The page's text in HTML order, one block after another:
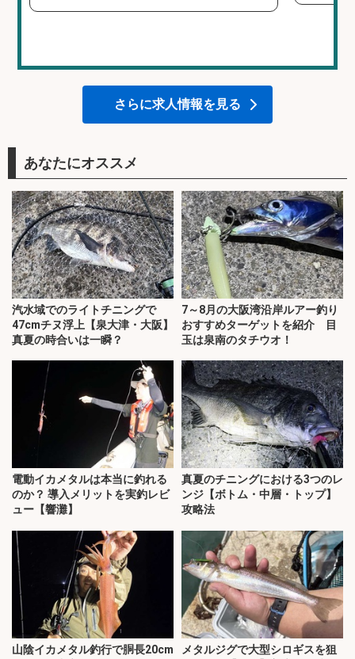
さらに求人情報を見る
あなたにオススメ
汽水域でのライトチニングで
47cmチヌ浮上【泉大津・大阪】
真夏の時合いは一瞬？
7～8月の大阪湾沿岸ルアー釣り
おすすめターゲットを紹介 目
玉は泉南のタチウオ！
電動イカメタルは本当に釣れる
のか？ 導入メリットを実釣レビ
ュー【響灘】
真夏のチニングにおける3つのレ
ンジ【ボトム・中層・トップ】
攻略法
山陰イカメタル釣行で胴長20cm
メタルジグで大型シロギスを狙